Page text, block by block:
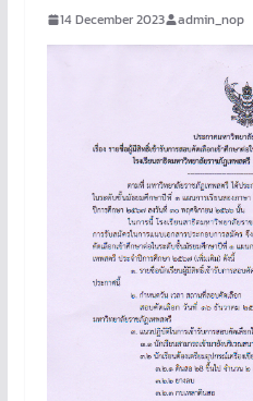
14 December 2023 admin_nop